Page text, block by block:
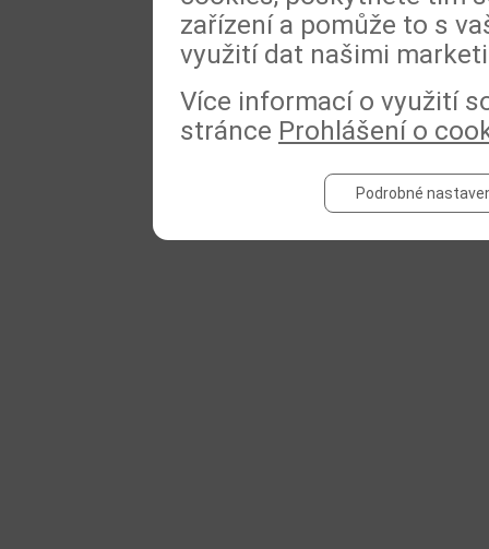
zařízení a pomůže to s
využití dat našimi
Více informací o využití
stránce Prohlášení o
Podrobné